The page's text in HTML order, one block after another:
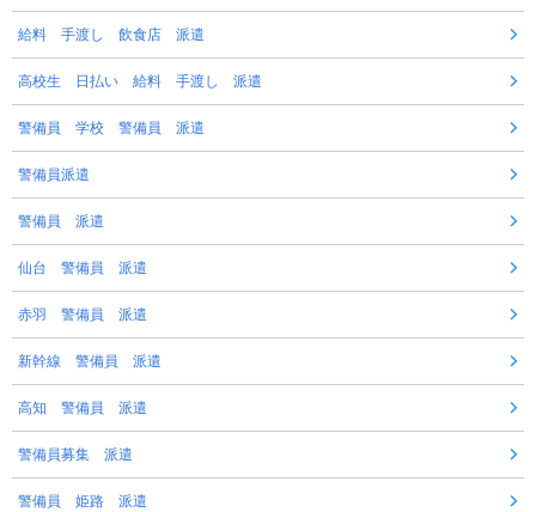
給料 手渡し 飲食店 派遣
高校生 日払い 給料 手渡し 派遣
警備員 学校 警備員 派遣
警備員派遣
警備員 派遣
仙台 警備員 派遣
赤羽 警備員 派遣
新幹線 警備員 派遣
高知 警備員 派遣
警備員募集 派遣
警備員 姫路 派遣